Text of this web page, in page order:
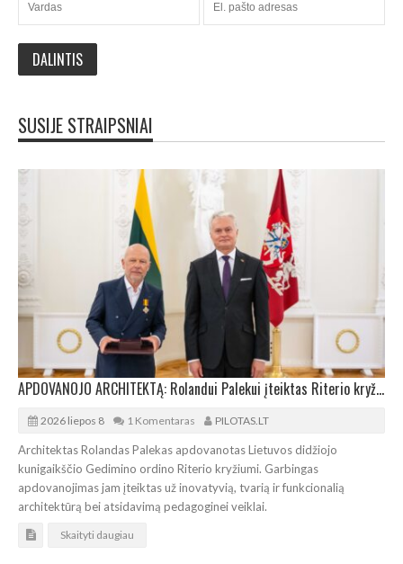
SUSIJE STRAIPSNIAI
APDOVANOJO ARCHITEKTĄ: Rolandui Palekui įteiktas Riterio kryžius
2026 liepos 8 1 Komentaras PILOTAS.LT
Architektas Rolandas Palekas apdovanotas Lietuvos didžiojo
kunigaikščio Gedimino ordino Riterio kryžiumi. Garbingas
apdovanojimas jam įteiktas už inovatyvią, tvarią ir funkcionalią
architektūrą bei atsidavimą pedagoginei veiklai.
Skaityti daugiau